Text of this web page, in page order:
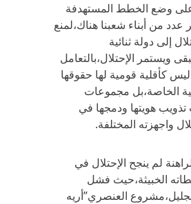
وضع الخطط المستهدفة
من أبناء شعبنا هناك،لمنع
إلى دولة ثنائية
ويستمر الإحتلال،بالتعامل
كأقلية قومية لها حقوقها
الخاصة،بل مجموعات
هويتها ودمجها في
واجهزته المختلفة.
لم ينجح الإحتلال في
الخبيثة،حيث فشل
العنصري”أريه